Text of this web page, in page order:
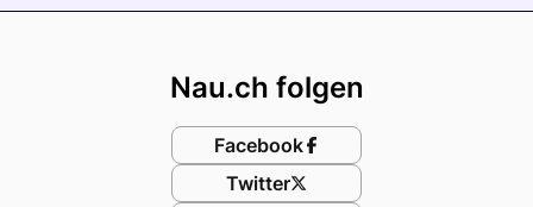
Nau.ch folgen
Facebook
Twitter